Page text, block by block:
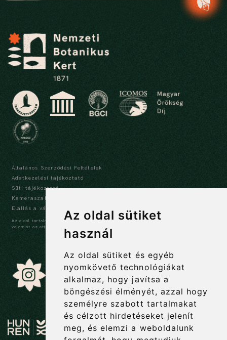
Az oldal sütiket
használ
Az oldal sütiket és egyéb
nyomkövető technológiákat
alkalmaz, hogy javítsa a
böngészési élményét, azzal hogy
személyre szabott tartalmakat
és célzott hirdetéseket jelenít
meg, és elemzi a weboldalunk
Általános Szerződési Feltételek
Adatkezelési tájékoztató
Süti tájékoztató
Kameraszabályzat és tájékoztató
Elállás a vásárlástól
Az oldal tartalma szerzői jogi védelem alatt áll, a tartalmak idézése során a forrás,
valamint az ott megjelölt szerző megnevezése kötelező -